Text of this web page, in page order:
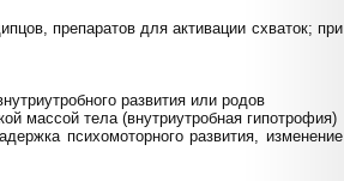
препаратов для активации схваток; при
развития или родов
массой тела (внутриутробная гипотрофия)
психомоторного развития, изменение